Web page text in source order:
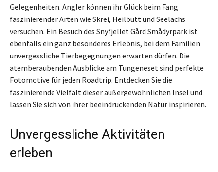
Gelegenheiten. Angler können ihr Glück beim Fang
faszinierender Arten wie Skrei, Heilbutt und Seelachs
versuchen. Ein Besuch des Snyfjellet Gård Smådyrpark ist
ebenfalls ein ganz besonderes Erlebnis, bei dem Familien
unvergessliche Tierbegegnungen erwarten dürfen. Die
atemberaubenden Ausblicke am Tungeneset sind perfekte
Fotomotive für jeden Roadtrip. Entdecken Sie die
faszinierende Vielfalt dieser außergewöhnlichen Insel und
lassen Sie sich von ihrer beeindruckenden Natur inspirieren.
Unvergessliche Aktivitäten
erleben